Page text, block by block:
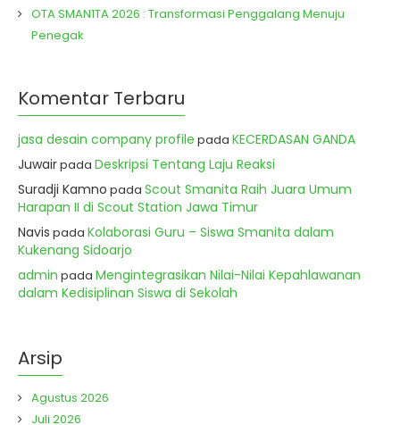
OTA SMAN1TA 2026 : Transformasi Penggalang Menuju
Penegak
Komentar Terbaru
jasa desain company profile pada KECERDASAN GANDA
Juwairpada Deskripsi Tentang Laju Reaksi
Suradji Kamno pada Scout Smanita Raih Juara Umum
Harapan II di Scout Station Jawa Timur
Navis pada Kolaborasi Guru – Siswa Smanita dalam
Kukenang Sidoarjo
admin pada Mengintegrasikan Nilai-Nilai Kepahlawanan
dalam Kedisiplinan Siswa di Sekolah
Arsip
Agustus 2026
Juli 2026